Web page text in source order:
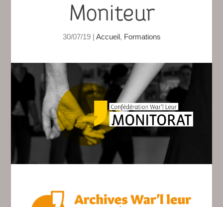
Moniteur
30/07/19| Accueil, Formations